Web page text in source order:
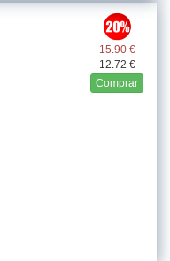
15.90 €
12.72 €
Comprar